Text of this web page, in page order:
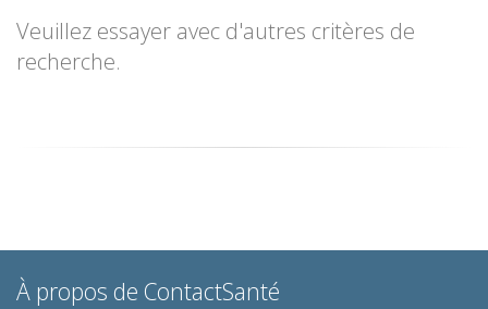
Veuillez essayer avec d'autres critères de
recherche.
À propos de ContactSanté